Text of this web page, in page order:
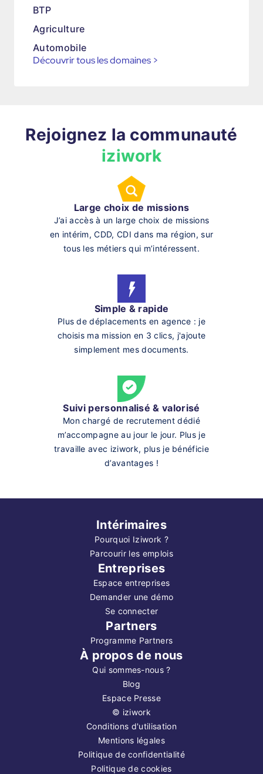
BTP
Agriculture
Automobile
Découvrir tous les domaines >
Rejoignez la communauté
iziwork
Large choix de missions
J’ai accès à un large choix de missions
en intérim, CDD, CDI dans ma région, sur
tous les métiers qui m’intéressent.
Simple & rapide
Plus de déplacements en agence : je
choisis ma mission en 3 clics, j'ajoute
simplement mes documents.
Suivi personnalisé & valorisé
Mon chargé de recrutement dédié
m’accompagne au jour le jour. Plus je
travaille avec iziwork, plus je bénéficie
d’avantages !
Intérimaires
Pourquoi Iziwork ?
Parcourir les emplois
Entreprises
Espace entreprises
Demander une démo
Se connecter
Partners
Programme Partners
À propos de nous
Qui sommes-nous ?
Blog
Espace Presse
© iziwork
Conditions d'utilisation
Mentions légales
Politique de confidentialité
Politique de cookies